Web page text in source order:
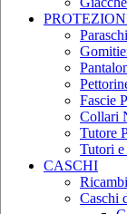
Fascie
Collari
Tutore
Tutori
CASCHI
Caschi